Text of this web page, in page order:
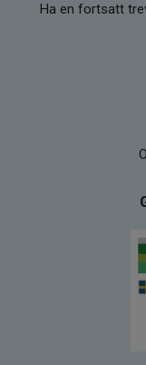
Ha en fortsatt